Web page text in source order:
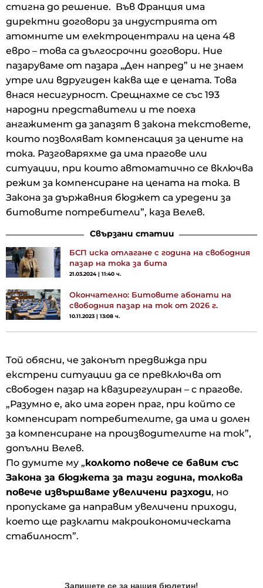
стигна до решение. Във Франция има
директни договори за индустрията от
атомните им електроцентрали на цена 48
евро – това са дългосрочни договори. Ние
пазаруваме от пазара „Ден напред” и не знаем
утре или вдругиден каква ще е цената. Това
внася несигурност. Срещнахме се със 193
народни представители и те поеха
ангажимент да запазят в закона текстовете,
които позволяват компенсация за цените на
тока. Разговаряхме да има прагове или
ситуации, при които автоматично се включва
режим за компенсиране на цената на тока. В
Закона за държавния бюджет са уредени за
битовите потребители”, каза Велев.
Свързани статии
БСП иска отлагане с година на свободния
пазар на тока за бита
21.03.2024 | 11:40 ч.
Окончателно: Битовите абонати на
свободния пазар на ток от 2026 г.
10.11.2023 | 13:08 ч.
Той обясни, че законът предвижда при
екстрени ситуации да се превключва от
свободен пазар на квазирегулиран – с прагове.
„Разумно е, ако има горен праг, при който се
компенсират потребителите, да има и долен
за компенсиране на производителите на ток”,
допълни Велев.
По думите му „колкото повече се бавим със
Закона за бюджета за тази година, толкова
повече извършваме увеличени разходи, но
пропускаме да направим увеличени приходи,
което ще разклати макроикономическата
стабилност”.